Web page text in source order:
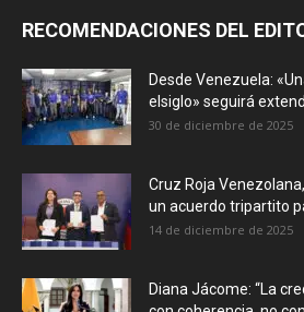
RECOMENDACIONES DEL
Desde Venezuela:
elsiglo» seguirá
30 de diciembre de 2025
Cruz Roja
un acuerdo tripartito
14 de diciembre de 2025
Diana Jácome: “La